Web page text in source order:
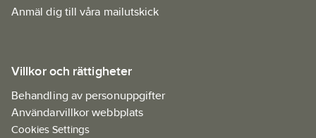
Anmäl dig till våra mailutskick
Villkor och rättigheter
Behandling av personuppgifter
Användarvillkor webbplats
Cookies Settings